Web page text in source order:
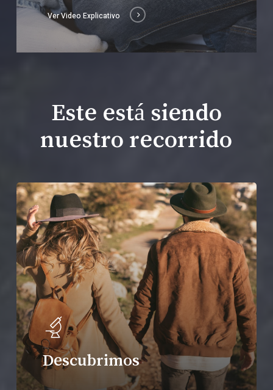
Ver Video Explicativo
Este está siendo
nuestro recorrido
Descubrimos